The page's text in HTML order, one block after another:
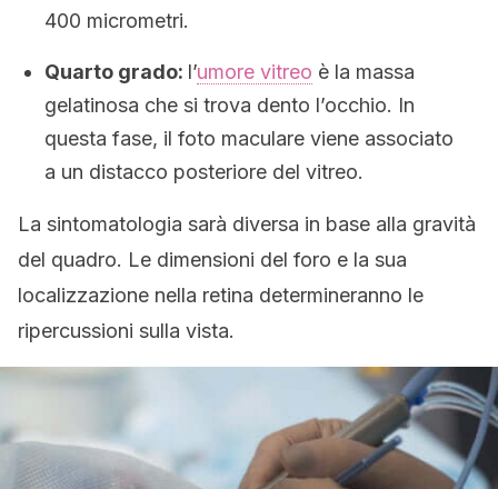
400 micrometri.
Quarto grado: l’umore vitreo è la massa
gelatinosa che si trova dento l’occhio. In
questa fase, il foto maculare viene associato
a un distacco posteriore del vitreo.
La sintomatologia sarà diversa in base alla gravità
del quadro. Le dimensioni del foro e la sua
localizzazione nella retina determineranno le
ripercussioni sulla vista.